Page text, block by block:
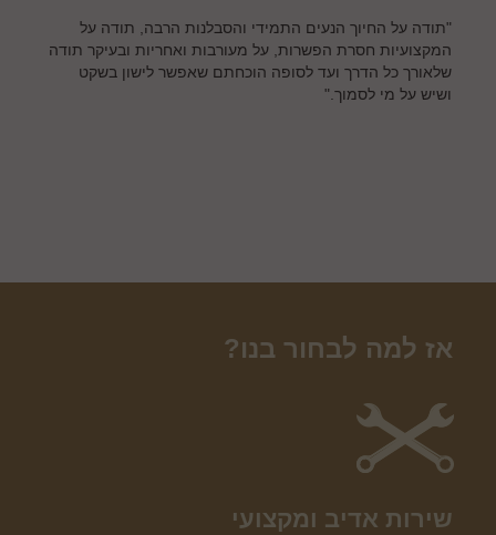
"תודה על החיוך הנעים התמידי והסבלנות הרבה, תודה על
המקצועיות חסרת הפשרות, על מעורבות ואחריות ובעיקר תודה
שלאורך כל הדרך ועד לסופה הוכחתם שאפשר לישון בשקט
ושיש על מי לסמוך."
אז למה לבחור בנו?
שירות אדיב ומקצועי